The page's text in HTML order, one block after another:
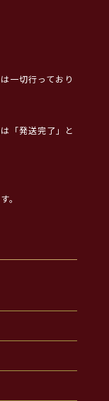
一切行っており
「発送完了」と
。